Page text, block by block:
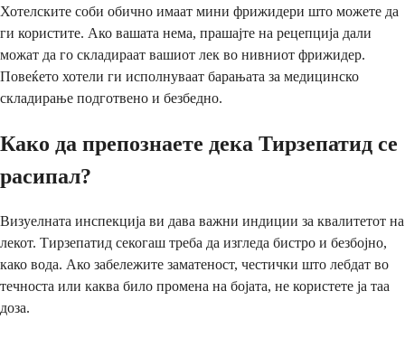
Хотелските соби обично имаат мини фрижидери што можете да
ги користите. Ако вашата нема, прашајте на рецепција дали
можат да го складираат вашиот лек во нивниот фрижидер.
Повеќето хотели ги исполнуваат барањата за медицинско
складирање подготвено и безбедно.
Како да препознаете дека Тирзепатид се
расипал?
Визуелната инспекција ви дава важни индиции за квалитетот на
лекот. Тирзепатид секогаш треба да изгледа бистро и безбојно,
како вода. Ако забележите заматеност, честички што лебдат во
течноста или каква било промена на бојата, не користете ја таа
доза.